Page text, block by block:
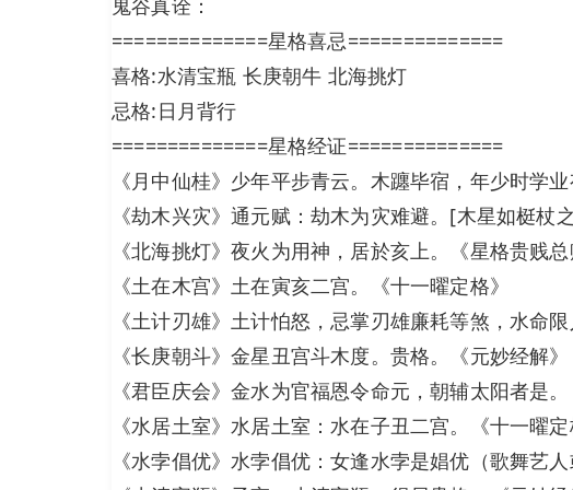
==============星格喜忌==============
喜格:水清宝瓶 长庚朝牛 北海挑灯
忌格:日月背行
==============星格经证==============
《月中仙桂》少年平步青云。木躔毕宿，年少时学
《劫木兴灾》通元赋：劫木为灾难避。[木星如梃
《北海挑灯》夜火为用神，居於亥上。《星格贵贱
《土在木宫》土在寅亥二宫。《十一曜定格》
《土计刃雄》土计怕怒，忌掌刃雄廉耗等煞，水命
《长庚朝斗》金星丑宫斗木度。贵格。《元妙经解》
《君臣庆会》金水为官福恩令命元，朝辅太阳者是
《水居土室》水居土室：水在子丑二宫。《十一曜定
《水孛倡优》水孛倡优：女逢水孛是娼优（歌舞艺